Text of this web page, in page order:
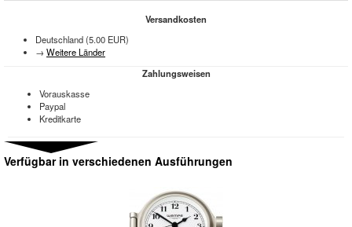
Versandkosten
Deutschland (5.00 EUR)
→ Weitere Länder
Zahlungsweisen
Vorauskasse
Paypal
Kreditkarte
Verfügbar in verschiedenen Ausführungen